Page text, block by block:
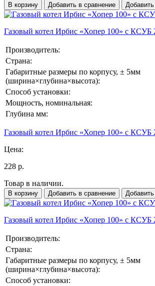
В корзину Добавить в сравнение
Газовый котел Ирбис «Хопер 100» с КСУБ
Производитель:
Страна:
Габаритные размеры по корпусу, ± 5мм
(ширина×глубина×высота):
Способ установки:
Мощность, номинальная:
Глубина мм:
Газовый котел Ирбис «Хопер 100» с КСУБ
Цена:
228 р.
Товар в наличии.
В корзину Добавить в сравнение
Газовый котел Ирбис «Хопер 100» с КСУБ
Производитель:
Страна:
Габаритные размеры по корпусу, ± 5мм
(ширина×глубина×высота):
Способ установки: